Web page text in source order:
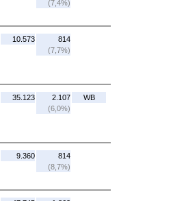
(7,4%)
10.573
814
(7,7%)
35.123
2.107
(6,0%)
WB
9.360
814
(8,7%)